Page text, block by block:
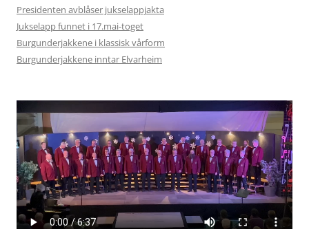
Presidenten avblåser jukselappjakta
Jukselapp funnet i 17.mai-toget
Burgunderjakkene i klassisk vårform
Burgunderjakkene inntar Elvarheim